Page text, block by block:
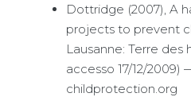
Dottridge (2007), A
projects to prevent
Lausanne: Terre des
accesso 17/12/2009)
childprotection.org